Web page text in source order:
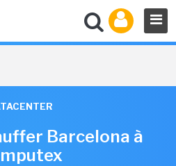
Barcelona à